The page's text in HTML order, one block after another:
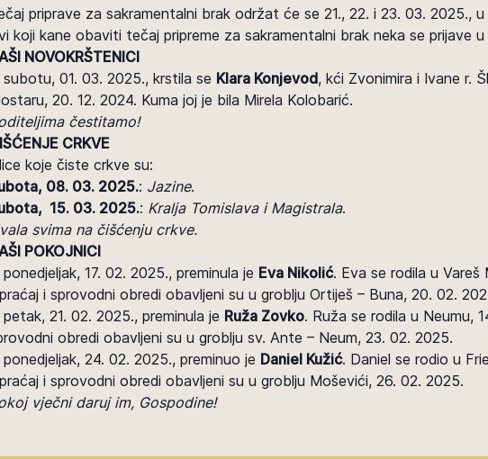
priprave za sakramentalni brak održat će se 21., 22. i 23. 03. 2025.,
koji kane obaviti tečaj pripreme za sakramentalni brak neka se prijave
NOVOKRŠTENICI
subotu, 01. 03. 2025., krstila se Klara Konjevod, kći Zvonimira i Ivane r.
20. 12. 2024. Kuma joj je bila Mirela Kolobarić.
čestitamo!
CRKVE
koje čiste crkve su:
08. 03. 2025.: Jazine.
15. 03. 2025.: Kralja Tomislava i Magistrala.
svima na čišćenju crkve.
POKOJNICI
ponedjeljak, 17. 02. 2025., preminula je Eva Nikolić. Eva se rodila u Vareš
i sprovodni obredi obavljeni su u groblju Ortiješ – Buna, 20. 02.
petak, 21. 02. 2025., preminula je Ruža Zovko. Ruža se rodila u Neumu,
obredi obavljeni su u groblju sv. Ante – Neum, 23. 02. 2025.
ponedjeljak, 24. 02. 2025., preminuo je Daniel Kužić. Daniel se rodio u
i sprovodni obredi obavljeni su u groblju Moševići, 26. 02. 2025.
vječni daruj im, Gospodine!